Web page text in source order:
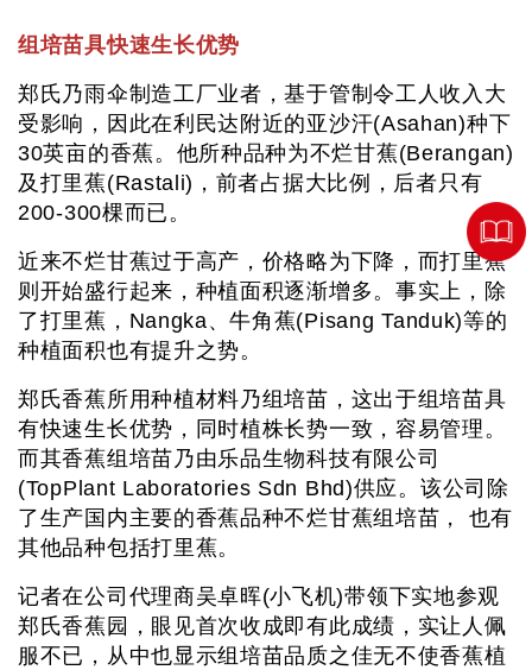
组培苗具快速生长优势
郑氏乃雨伞制造工厂业者，基于管制令工人收入大
受影响，因此在利民达附近的亚沙汗(Asahan)种下
30英亩的香蕉。他所种品种为不烂甘蕉(Berangan)
及打里蕉(Rastali)，前者占据大比例，后者只有
200-300棵而已。
近来不烂甘蕉过于高产，价格略为下降，而打里蕉
则开始盛行起来，种植面积逐渐增多。事实上，除
了打里蕉，Nangka、牛角蕉(Pisang Tanduk)等的
种植面积也有提升之势。
郑氏香蕉所用种植材料乃组培苗，这出于组培苗具
有快速生长优势，同时植株长势一致，容易管理。
而其香蕉组培苗乃由乐品生物科技有限公司
(TopPlant Laboratories Sdn Bhd)供应。该公司除
了生产国内主要的香蕉品种不烂甘蕉组培苗， 也有
其他品种包括打里蕉。
记者在公司代理商吴卓晖(小飞机)带领下实地参观
郑氏香蕉园，眼见首次收成即有此成绩，实让人佩
服不已，从中也显示组培苗品质之佳无不使香蕉植